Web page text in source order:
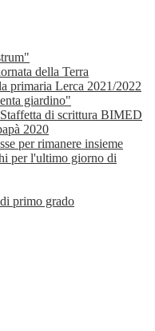
della Terra
primaria Lerca 2021/2022
giardino"
di scrittura BIMED
2020
per rimanere insieme
per l'ultimo giorno di
primo grado